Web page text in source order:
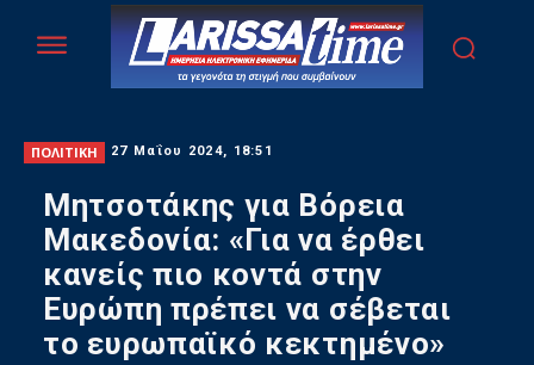
ΠΟΛΙΤΙΚΗ 27 Μαΐου 2024, 18:51
Μητσοτάκης για Βόρεια
Μακεδονία: «Για να έρθει
κανείς πιο κοντά στην
Ευρώπη πρέπει να σέβεται
το ευρωπαϊκό κεκτημένο»